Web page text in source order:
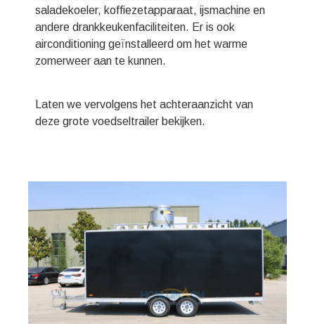
saladekoeler, koffiezetapparaat, ijsmachine en
andere drankkeukenfaciliteiten. Er is ook
airconditioning geïnstalleerd om het warme
zomerweer aan te kunnen.
Laten we vervolgens het achteraanzicht van
deze grote voedseltrailer bekijken.